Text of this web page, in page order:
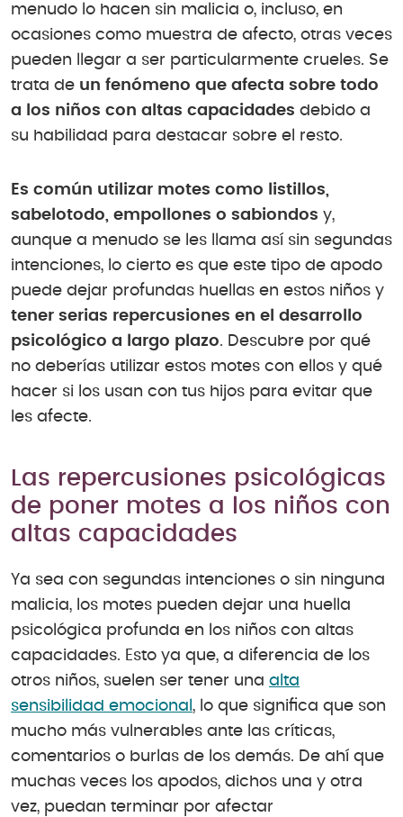
menudo lo hacen sin malicia o, incluso, en
ocasiones como muestra de afecto, otras veces
pueden llegar a ser particularmente crueles. Se
trata de un fenómeno que afecta sobre todo
a los niños con altas capacidades debido a
su habilidad para destacar sobre el resto.
Es común utilizar motes como listillos,
sabelotodo, empollones o sabiondos y,
aunque a menudo se les llama así sin segundas
intenciones, lo cierto es que este tipo de apodo
puede dejar profundas huellas en estos niños y
tener serias repercusiones en el desarrollo
psicológico a largo plazo. Descubre por qué
no deberías utilizar estos motes con ellos y qué
hacer si los usan con tus hijos para evitar que
les afecte.
Las repercusiones psicológicas
de poner motes a los niños con
altas capacidades
Ya sea con segundas intenciones o sin ninguna
malicia, los motes pueden dejar una huella
psicológica profunda en los niños con altas
capacidades. Esto ya que, a diferencia de los
otros niños, suelen ser tener una alta
sensibilidad emocional , lo que significa que son
mucho más vulnerables ante las críticas,
comentarios o burlas de los demás. De ahí que
muchas veces los apodos, dichos una y otra
vez, puedan terminar por afectar